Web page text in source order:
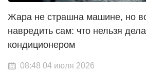
Жара не страшна машине, но
навредить сам: что нельзя
кондиционером
08:48 04 июля 2026